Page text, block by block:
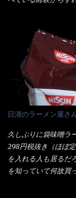
油脂、植物性たん白
ぷら)、添付調味料(
水分解物、ねぎ、香
料(アミノ酸等)、炭
(Na)、増粘多糖類、
色素、香料、ベニコ
抽出物、(一部にえ
いも・ゼラチンを含
入っている！ あの
さば！？ さばって
比較 緑のたぬき ...
いつきました。 見
る・・・ でもパッ
ヤングの【獄激辛焼
レーもな！ 今回、
さレベルが記載さ
位の辛さと云ってい
も経つと記憶の彼方
のではない。 記憶
云う事（当時） 開
ップヌードルは基本
デビュー時からの
部カップの中でカオ
日清のラーメン屋さ
久しぶりに袋味噌
298円税抜き（ほぼ
を入れる人も居るだ
を知っていて何故